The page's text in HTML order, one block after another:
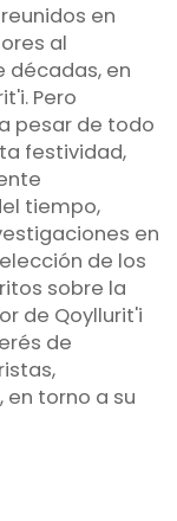
en
al
décadas, en
Pero
pesar de todo
festividad,
tiempo,
en
de los
sobre la
de Qoyllurit'i
de
torno a su